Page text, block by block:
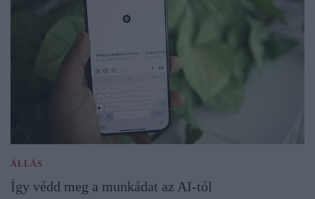
ÁLLÁS
Így védd meg a munkádat az AI-tól